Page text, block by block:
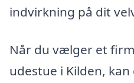
indvirkning på dit
Når du vælger et
udestue i Kilden,